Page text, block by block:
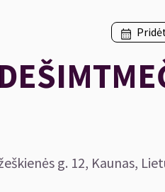
g. 12, Kaunas,